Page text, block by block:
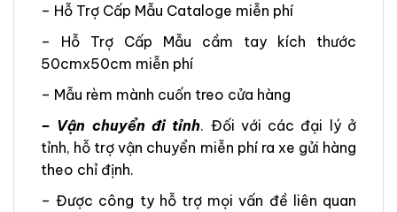
– Hỗ Trợ Cấp Mẫu Cataloge miễn phí
– Hỗ Trợ Cấp Mẫu cầm tay kích thước
50cmx50cm miễn phí
– Mẫu rèm mành cuốn treo cửa hàng
– Vận chuyển đi tỉnh. Đối với các đại lý ở
tỉnh, hỗ trợ vận chuyển miễn phí ra xe gửi hàng
theo chỉ định.
– Được công ty hỗ trợ mọi vấn đề liên quan